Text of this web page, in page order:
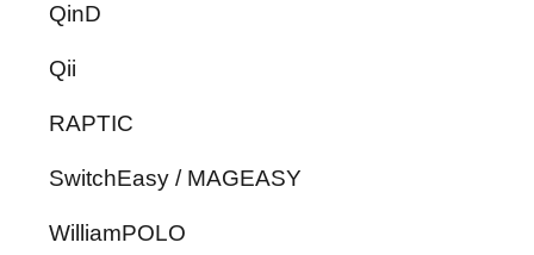
QinD
Qii
RAPTIC
SwitchEasy / MAGEASY
WilliamPOLO